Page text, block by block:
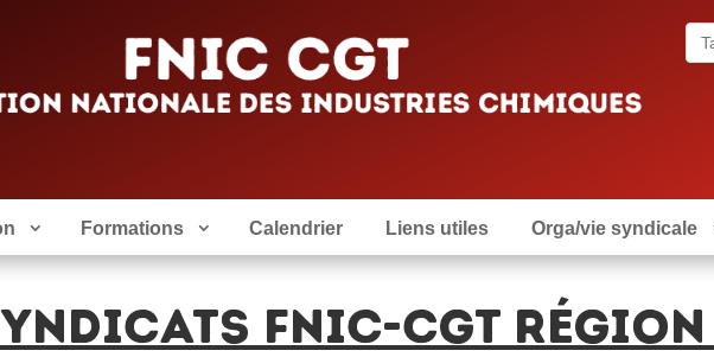
for:
Formations Calendrier Liens utiles Orga/vie syndicale
FNIC-CGT